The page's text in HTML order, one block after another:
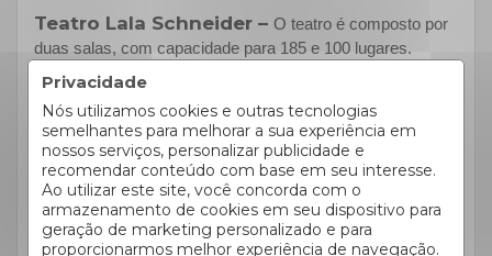
Privacidade
Nós utilizamos cookies e outras tecnologias
semelhantes para melhorar a sua experiência em
nossos serviços, personalizar publicidade e
recomendar conteúdo com base em seu interesse.
Ao utilizar este site, você concorda com o
armazenamento de cookies em seu dispositivo para
geração de marketing personalizado e para
proporcionarmos melhor experiência de navegação.
Teatro Lala Schneider – O teatro é composto por
duas salas, com capacidade para 185 e 100 lugares.
Oferece o mais conhecido curso de teatro do estado e
Que tal assistir A casa do Terror, em cartaz há mais de 20
anos, ou alguma peça de atores novos que estão
começando a carreira?
Se quiser ainda mais lugares para conhecer na cidade vá